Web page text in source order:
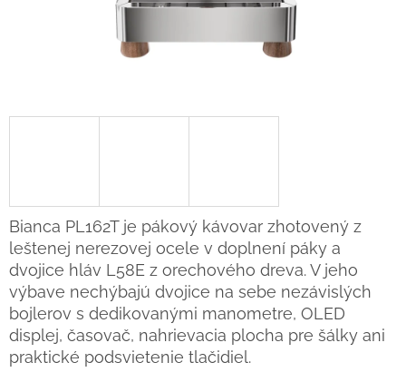
Bianca PL162T je pákový kávovar zhotovený z
leštenej nerezovej ocele v doplnení páky a
dvojice hláv L58E z orechového dreva. V jeho
výbave nechýbajú dvojice na sebe nezávislých
bojlerov s dedikovanými manometre, OLED
displej, časovač, nahrievacia plocha pre šálky ani
praktické podsvietenie tlačidiel.